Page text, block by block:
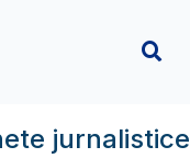
jurnalistice